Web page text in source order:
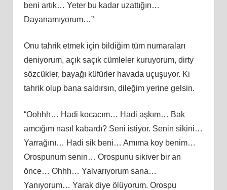
beni artık… Yeter bu kadar uzattığın…
Dayanamıyorum…”
Onu tahrik etmek için bildiğim tüm numaraları
deniyorum, açık saçık cümleler kuruyorum, dirty
sözcükler, bayağı küfürler havada uçuşuyor. Ki
tahrik olup bana saldırsın, dileğim yerine gelsin.
“Oohhh… Hadi kocacım… Hadi aşkım… Bak
amcığım nasıl kabardı? Seni istiyor. Senin sikini…
Yarrağını… Hadi sik beni… Amıma koy benim…
Orospunum senin… Orospunu sikiver bir an
önce… Ohhh… Yalvarıyorum sana…
Yanıyorum… Yarak diye ölüyorum. Orospu